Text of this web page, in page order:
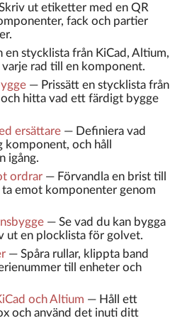
ut etiketter med en QR
fack och partier
en stycklista från KiCad, Altium,
varje rad till en komponent.
— Prissätt en stycklista från
hitta vad ett färdigt bygge
ersättare— Definiera vad
och håll
igång.
ordrar— Förvandla en brist till
emot komponenter genom
— Se vad du kan bygga
ut en plocklista för golvet.
— Spåra rullar, klippta band
till enheter och
och Altium — Håll ett
och använd det inuti ditt